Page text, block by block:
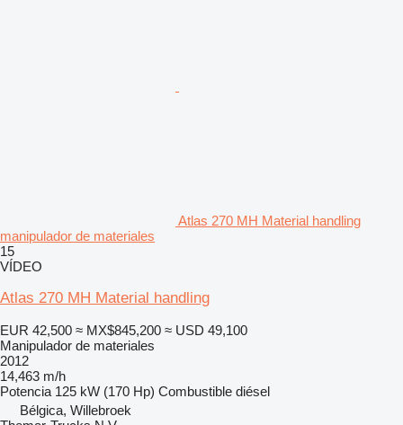
Atlas 270 MH Material handling
manipulador de materiales
15
VÍDEO
Atlas 270 MH Material handling
EUR 42,500 ≈ MX$845,200 ≈ USD 49,100
Manipulador de materiales
2012
14,463 m/h
Potencia 125 kW (170 Hp) Combustible diésel
Bélgica, Willebroek